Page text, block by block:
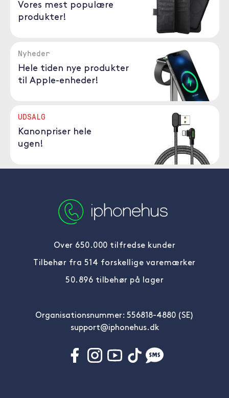
Vores mest populære
produkter!
Nyheder
Hele tiden nye produkter
til Apple-enheder!
UDSALG
Kanonpriser hele
ugen!
Over 650.000 tilfredse kunder
Tilbehør fra 514 forskellige varemærker
50.896 tilbehør på lager
Organisationsnummer: 556818-4880 (SE)
support@iphonehus.dk